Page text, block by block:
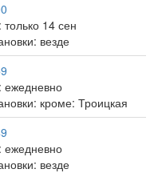
14 сен
везде
ежедневно
кроме: Троицкая
ежедневно
везде